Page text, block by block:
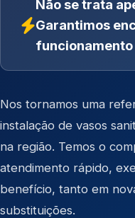
Não se trata
Garantimos
Nos tornamos uma
instalação de vasos
na região. Temos o
atendimento rápido,
benefício, tanto em
substituições.